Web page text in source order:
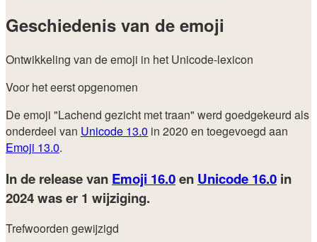
Geschiedenis van de emoji
Ontwikkeling van de emoji in het Unicode-lexicon
Voor het eerst opgenomen
De emoji "Lachend gezicht met traan" werd goedgekeurd als
onderdeel van Unicode 13.0 in 2020 en toegevoegd aan
Emoji 13.0.
In de release van Emoji 16.0en Unicode 16.0 in
2024was er 1 wijziging.
Trefwoorden gewijzigd